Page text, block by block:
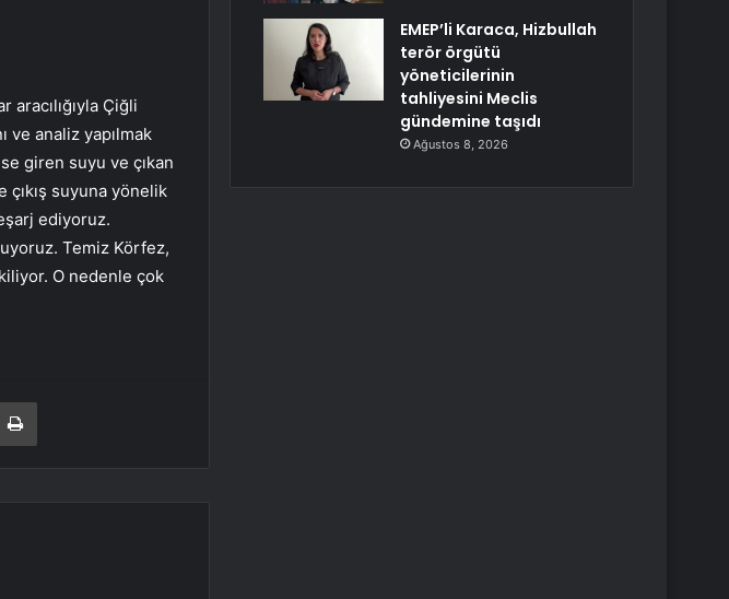
Çiğli
ve analiz yapılmak
giren suyu ve çıkan
suyuna yönelik
ediyoruz.
Temiz Körfez,
O nedenle çok
ile paylaş Yazdır
EMEP’li Karaca, Hizbullah
terör örgütü
yöneticilerinin
tahliyesini Meclis
gündemine taşıdı
Ağustos 8, 2026